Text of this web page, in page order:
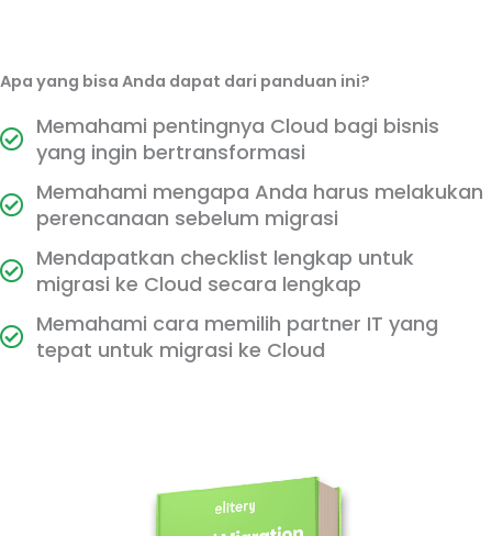
Apa yang bisa Anda dapat dari panduan ini?
Memahami pentingnya Cloud bagi bisnis
yang ingin bertransformasi
Memahami mengapa Anda harus melakukan
perencanaan sebelum migrasi
Mendapatkan checklist lengkap untuk
migrasi ke Cloud secara lengkap
Memahami cara memilih partner IT yang
tepat untuk migrasi ke Cloud